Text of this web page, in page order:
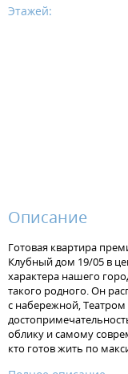
Этажей:
Описание
Готовая квартира
Клубный дом 19/05 в
характера нашего
такого родного. Он
с набережной,
облику и самому
кто готов жить по
для жилого дома